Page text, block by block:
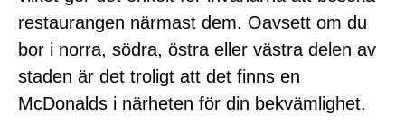
restaurangen närmast dem. Oavsett om du
bor i norra, södra, östra eller västra delen av
staden är det troligt att det finns en
McDonalds i närheten för din bekvämlighet.